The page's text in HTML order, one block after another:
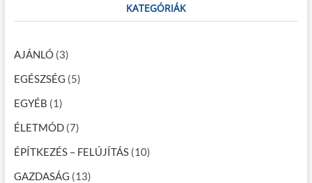
v
i
g
á
c
i
ó
h
KATEGÓRIÁK
AJÁNLÓ(3)
EGÉSZSÉG (5)
EGYÉB (1)
ÉLETMÓD(7)
ÉPÍTKEZÉS – FELÚJÍTÁS(10)
GAZDASÁG (13)